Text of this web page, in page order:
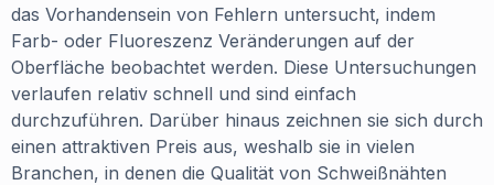
das Vorhandensein von Fehlern untersucht, indem
Farb- oder Fluoreszenz Veränderungen auf der
Oberfläche beobachtet werden. Diese Untersuchungen
verlaufen relativ schnell und sind einfach
durchzuführen. Darüber hinaus zeichnen sie sich durch
einen attraktiven Preis aus, weshalb sie in vielen
Branchen, in denen die Qualität von Schweißnähten